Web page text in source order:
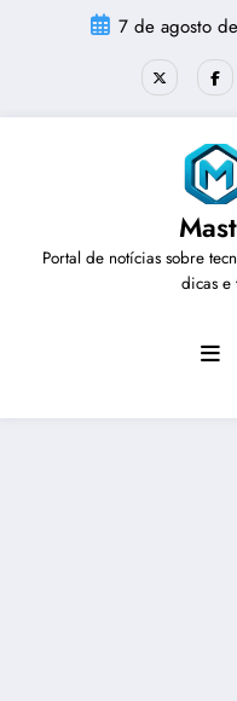
7 de agosto
Portal de notícias sobre
dicas e